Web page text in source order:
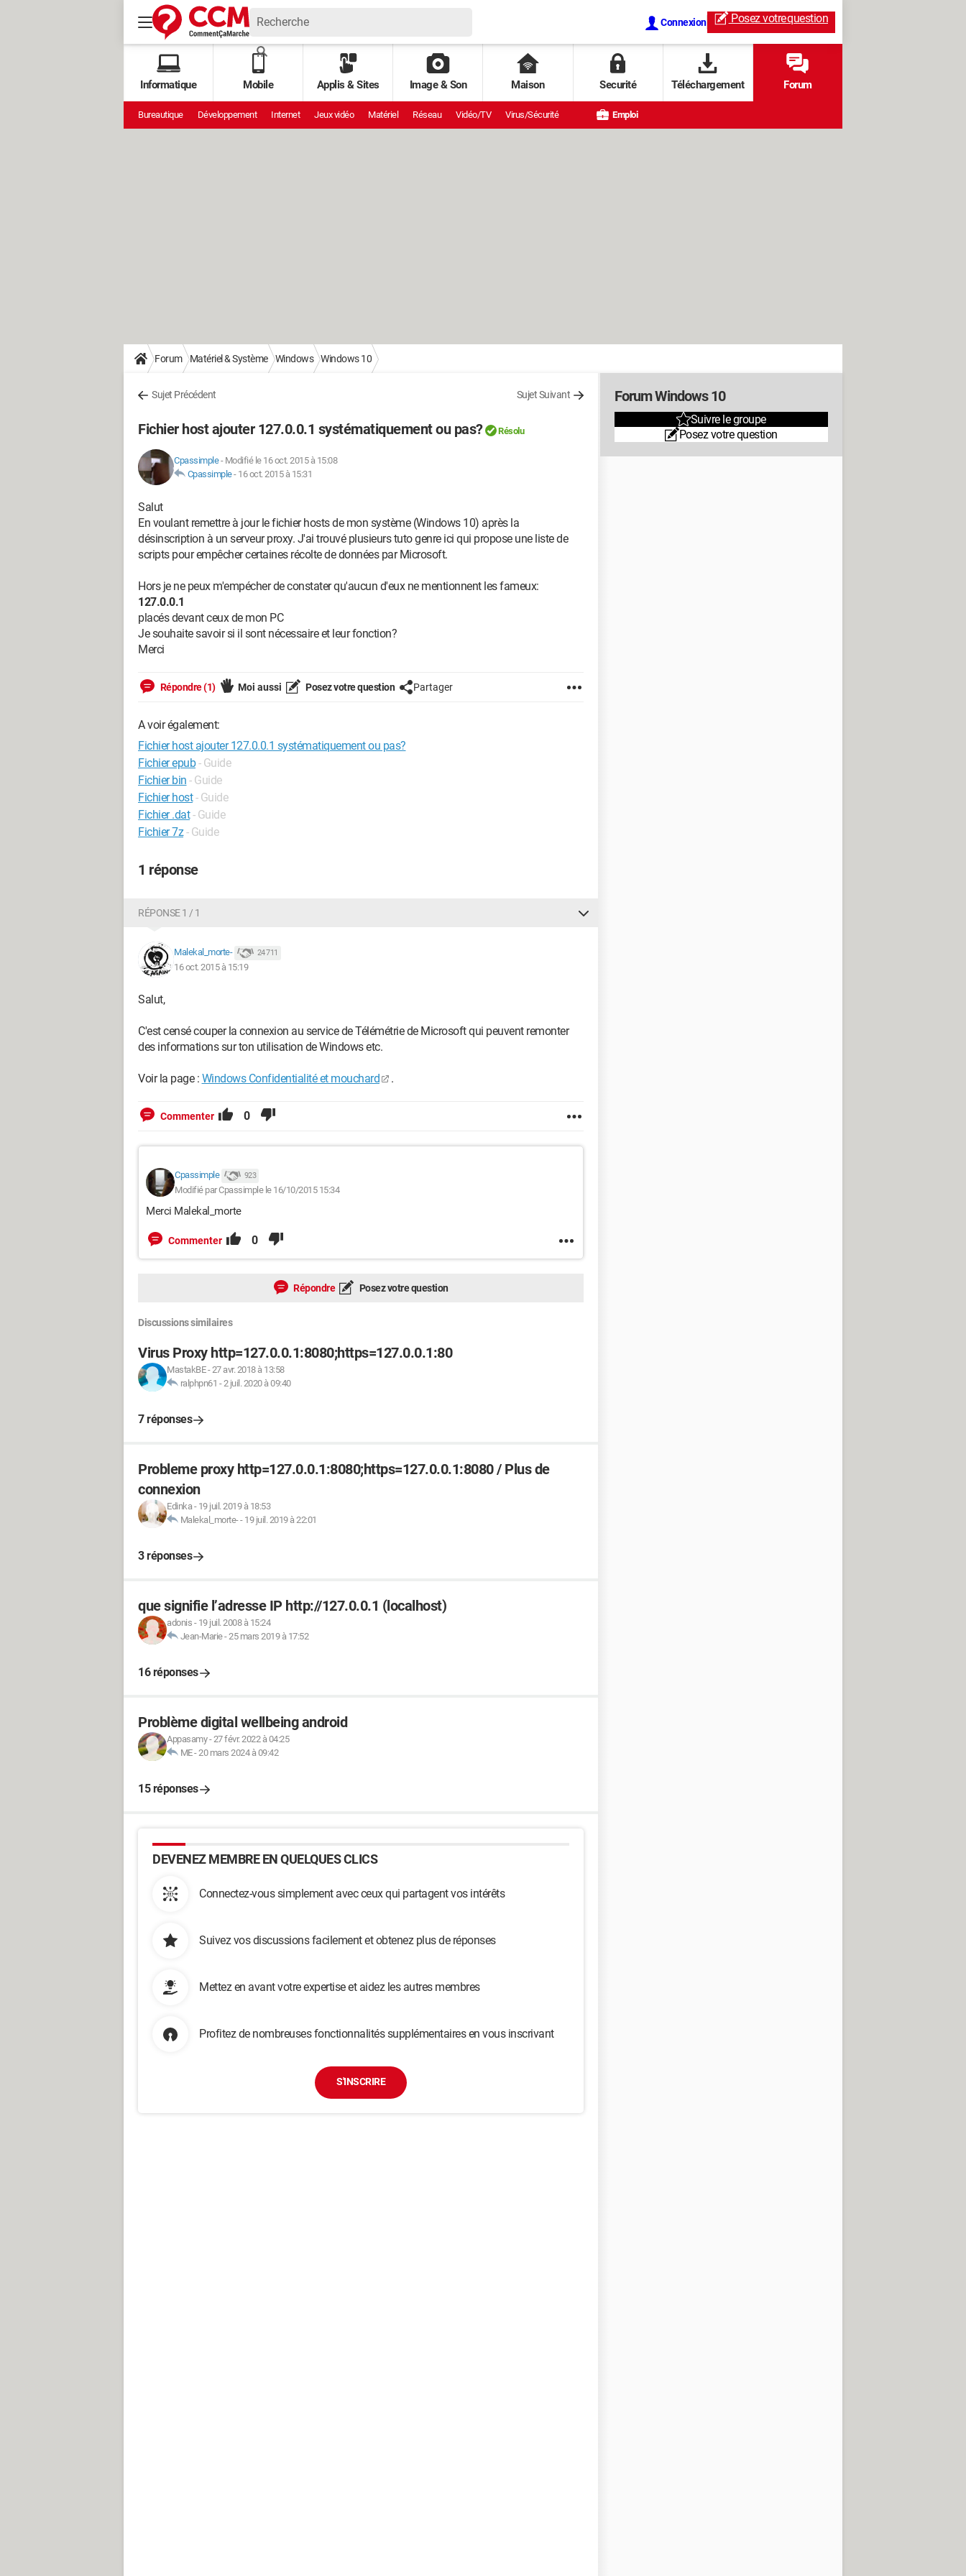
Connexion Posez votrequestion
Informatique Mobile Applis & Sites Image & Son Maison Securité Téléchargement Forum
Bureautique Développement Internet Jeux vidéo Matériel Réseau Vidéo/TV Virus/Sécurité Emploi
Forum Matériel & Système Windows Windows 10
Sujet Précédent Sujet Suivant
Fichier host ajouter 127.0.0.1 systématiquement ou pas? Résolu
Cpassimple- Modifié le 16 oct. 2015 à 15:08
Cpassimple- 16 oct. 2015 à 15:31
Salut
En voulant remettre à jour le fichier hosts de mon système (Windows 10) après la
désinscription à un serveur proxy. J'ai trouvé plusieurs tuto genre ici qui propose une liste de
scripts pour empêcher certaines récolte de données par Microsoft.
Hors je ne peux m'empécher de constater qu'aucun d'eux ne mentionnent les fameux:
127.0.0.1
placés devant ceux de mon PC
Je souhaite savoir si il sont nécessaire et leur fonction?
Merci
Répondre (1) Moi aussi Posez votre question Partager
A voir également:
Fichier host ajouter 127.0.0.1 systématiquement ou pas?
Fichier epub - Guide
Fichier bin - Guide
Fichier host - Guide
Fichier .dat - Guide
Fichier 7z - Guide
1 réponse
RÉPONSE 1 / 1
Malekal_morte- 24 711
16 oct. 2015 à 15:19
Salut,
C'est censé couper la connexion au service de Télémétrie de Microsoft qui peuvent remonter
des informations sur ton utilisation de Windows etc.
Voir la page : Windows Confidentialité et mouchard .
Commenter 0
Cpassimple 923
Modifié par Cpassimple le 16/10/2015 15:34
Merci Malekal_morte
Commenter 0
Répondre Posez votre question
Discussions similaires
Virus Proxy http=127.0.0.1:8080;https=127.0.0.1:80
MastakBE-27 avr. 2018 à 13:58
ralphpn61 -2 juil. 2020 à 09:40
7 réponses
Probleme proxy http=127.0.0.1:8080;https=127.0.0.1:8080 / Plus de
connexion
Edinka- 19 juil. 2019 à 18:53
Malekal_morte-- 19 juil. 2019 à 22:01
3 réponses
que signifie l’adresse IP http://127.0.0.1 (localhost)
adonis - 19 juil. 2008 à 15:24
Jean-Marie-25 mars 2019 à 17:52
16 réponses
Problème digital wellbeing android
Appasamy-27 févr. 2022 à 04:25
ME-20 mars 2024 à 09:42
15 réponses
DEVENEZ MEMBRE EN QUELQUES CLICS
Connectez-vous simplement avec ceux qui partagent vos intérêts
Suivez vos discussions facilement et obtenez plus de réponses
Mettez en avant votre expertise et aidez les autres membres
Profitez de nombreuses fonctionnalités supplémentaires en vous inscrivant
S'INSCRIRE
Forum Windows 10
Suivre le groupe
Posez votre question